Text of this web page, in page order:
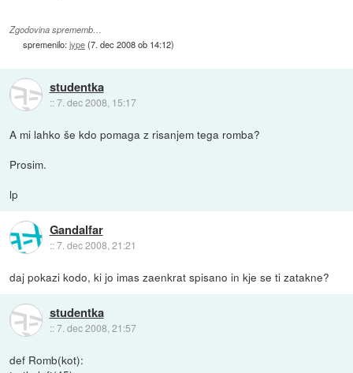
Zgodovina sprememb…
spremenilo:jype(7. dec 2008 ob 14:12)
studentka
::7. dec 2008, 15:17
A mi lahko še kdo pomaga z risanjem tega romba?
Prosim.
lp
Gandalfar
::7. dec 2008, 21:21
daj pokazi kodo, ki jo imas zaenkrat spisano in kje se ti zatakne?
studentka
::7. dec 2008, 21:57
def Romb(kot):